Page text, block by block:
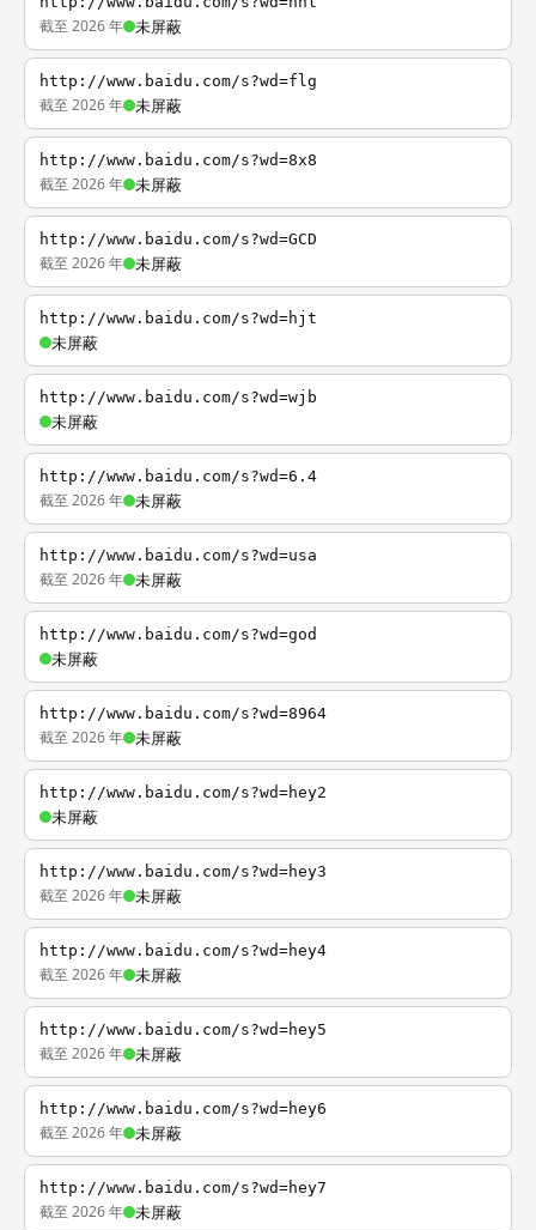
截至 2026 年 未屏蔽
http://www.baidu.com/s?wd=flg
截至 2026 年 未屏蔽
http://www.baidu.com/s?wd=8x8
截至 2026 年 未屏蔽
http://www.baidu.com/s?wd=GCD
截至 2026 年 未屏蔽
http://www.baidu.com/s?wd=hjt
未屏蔽
http://www.baidu.com/s?wd=wjb
未屏蔽
http://www.baidu.com/s?wd=6.4
截至 2026 年 未屏蔽
http://www.baidu.com/s?wd=usa
截至 2026 年 未屏蔽
http://www.baidu.com/s?wd=god
未屏蔽
http://www.baidu.com/s?wd=8964
截至 2026 年 未屏蔽
http://www.baidu.com/s?wd=hey2
未屏蔽
http://www.baidu.com/s?wd=hey3
截至 2026 年 未屏蔽
http://www.baidu.com/s?wd=hey4
截至 2026 年 未屏蔽
http://www.baidu.com/s?wd=hey5
截至 2026 年 未屏蔽
http://www.baidu.com/s?wd=hey6
截至 2026 年 未屏蔽
http://www.baidu.com/s?wd=hey7
截至 2026 年 未屏蔽